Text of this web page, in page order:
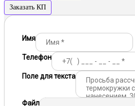
Заказать КП
Имя
Телефон
Поле для текста
Файл